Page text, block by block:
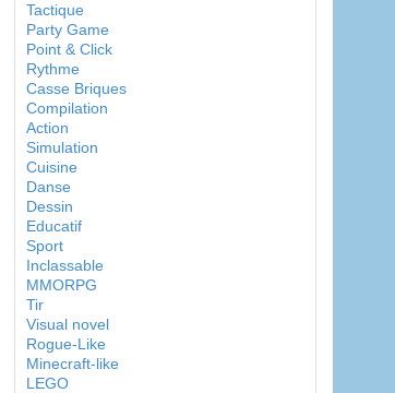
Tactique
Party Game
Point & Click
Rythme
Casse Briques
Compilation
Action
Simulation
Cuisine
Danse
Dessin
Educatif
Sport
Inclassable
MMORPG
Tir
Visual novel
Rogue-Like
Minecraft-like
LEGO